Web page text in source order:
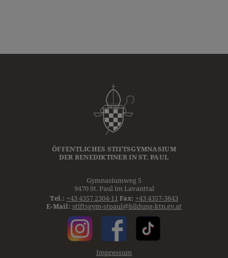
ÖFFENTLICHES STIFTSGYMNASIUM
DER BENEDIKTINERIN ST. PAUL
Gymnasiumweg 5
9470 St. Paul im Lavanttal
Tel.: +43 4357 2304-11 Fax: +43 4357-3843
E-Mail: stiftsgym-stpaul@bildung-ktn.gv.at
Impressum